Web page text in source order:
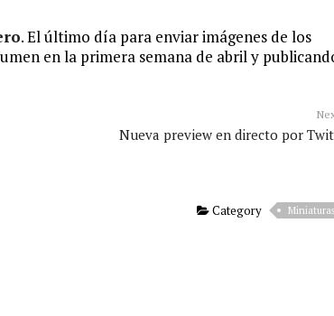
. El último día para enviar imágenes de los
en la primera semana de abril y
Nueva preview en directo por
Category